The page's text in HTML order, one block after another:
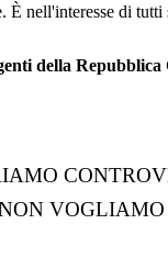
È nell'interesse di
della